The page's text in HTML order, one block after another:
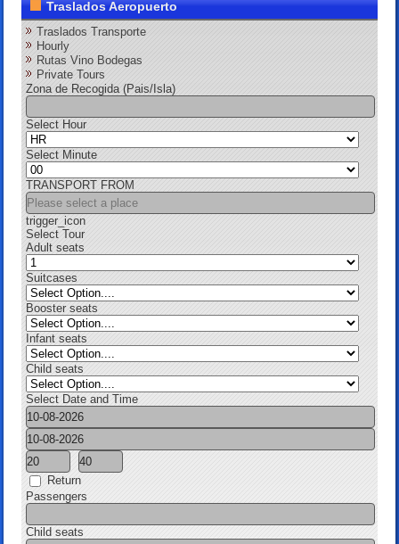
Traslados Aeropuerto
Traslados Transporte
Hourly
Rutas Vino Bodegas
Private Tours
Zona de Recogida (Pais/Isla)
Select Hour
Select Minute
TRANSPORT FROM
trigger_icon
Select Tour
Adult seats
Suitcases
Booster seats
Infant seats
Child seats
Select Date and Time
Return
Passengers
Child seats